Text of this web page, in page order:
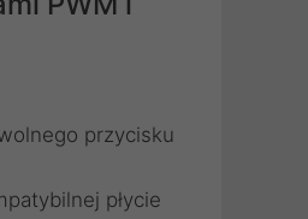
przycisku
płycie